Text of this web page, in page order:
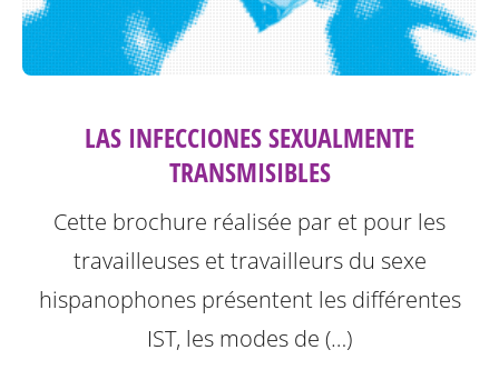
LAS INFECCIONES SEXUALMENTE
TRANSMISIBLES
Cette brochure réalisée par et pour les
travailleuses et travailleurs du sexe
hispanophones présentent les différentes
IST, les modes de (…)